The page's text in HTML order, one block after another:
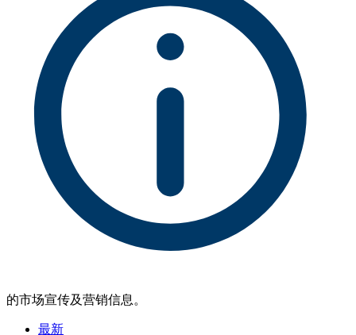
的市场宣传及营销信息。
最新